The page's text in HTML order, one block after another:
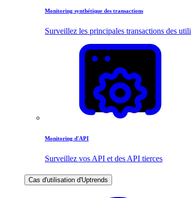
Monitoring synthétique des transactions
Surveillez les principales transactions des
Monitoring d'API
Surveillez vos API et des API tierces
Cas d'utilisation d'Uptrends